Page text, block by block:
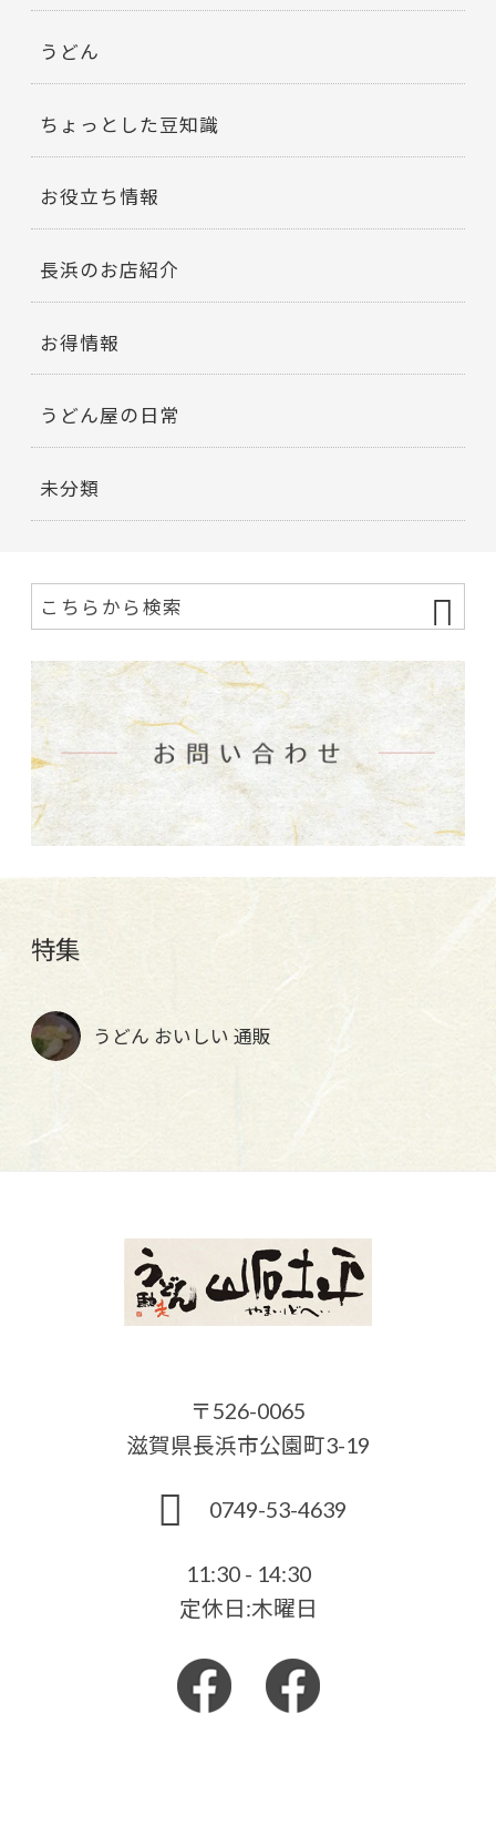
うどん
ちょっとした豆知識
お役立ち情報
長浜のお店紹介
お得情報
うどん屋の日常
未分類
特集
うどん おいしい 通販
〒526-0065
滋賀県長浜市公園町3-19
0749-53-4639
11:30 - 14:30
定休日:木曜日